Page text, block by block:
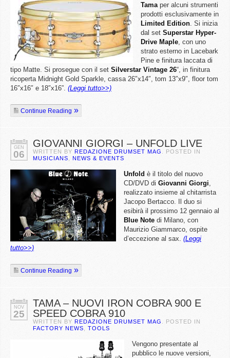
Tamaper alcuni strumenti
prodotti esclusivamente in
Limited Edition. Si inizia
dal set Superstar Hyper-
Drive Maple, con uno
strato esterno in Lacebark
Pine e finitura laccata di
tipo Matte. Si prosegue con il set Silverstar Vintage 26“, in finitura
ricoperta Midnight Gold Sparkle, cassa 26″x14″, tom 13″x9″, floor tom
16″x16″ e 18″x16”. (Leggi tutto>>)
Continue Reading
GEN
06
GIOVANNI GIORGI – UNFOLD LIVE
WRITTEN BY REDAZIONE DRUMSET MAG
. POSTED IN
MUSICIANS
NEWS & EVENTS
Unfold è il titolo del nuovo
CD/DVD di Giovanni Giorgi,
realizzato insieme al chitarrista
Jacopo Bertacco. Il duo si
esibirà il prossimo 12 gennaio al
Blue Note di Milano, con
Maurizio Giammarco, ospite
d’eccezione al sax. (Leggi
tutto>>)
Continue Reading
NOV
25
TAMA – NUOVI IRON COBRA 900 E
SPEED COBRA 910
WRITTEN BY REDAZIONE DRUMSET MAG
. POSTED IN
FACTORY NEWS
TOOLS
Vengono presentate al
pubblico le nuove versioni,